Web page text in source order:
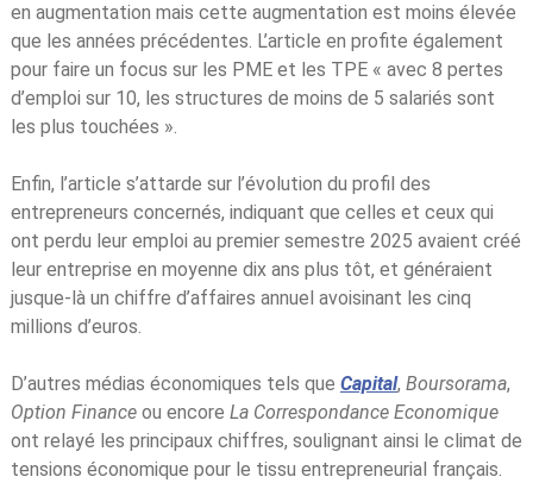
en augmentation mais cette augmentation est moins élevée
que les années précédentes. L’article en profite également
pour faire un focus sur les PME et les TPE « avec 8 pertes
d’emploi sur 10, les structures de moins de 5 salariés sont
les plus touchées ».
Enfin, l’article s’attarde sur l’évolution du profil des
entrepreneurs concernés, indiquant que celles et ceux qui
ont perdu leur emploi au premier semestre 2025 avaient créé
leur entreprise en moyenne dix ans plus tôt, et généraient
jusque-là un chiffre d’affaires annuel avoisinant les cinq
millions d’euros.
D’autres médias économiques tels que Capital, Boursorama,
Option Finance ou encore La Correspondance Economique
ont relayé les principaux chiffres, soulignant ainsi le climat de
tensions économique pour le tissu entrepreneurial français.